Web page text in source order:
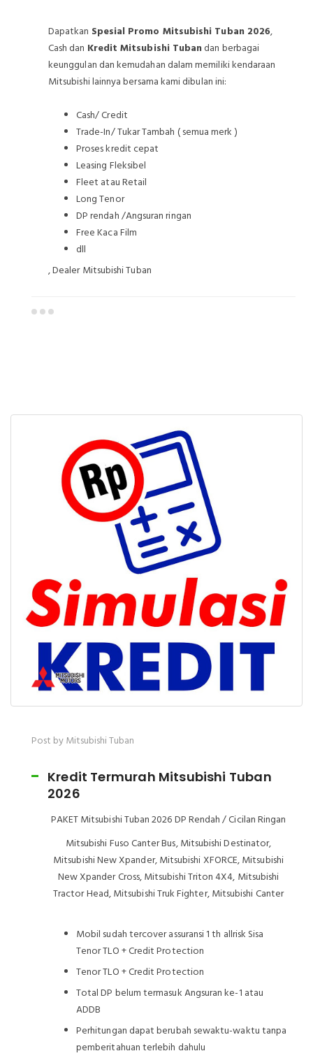
Dapatkan Spesial Promo Mitsubishi Tuban 2026,
Cash dan Kredit Mitsubishi Tubandan berbagai
keunggulan dan kemudahan dalam memiliki kendaraan
Mitsubishi lainnya bersama kami dibulan ini:
Cash/ Credit
Trade-In/ Tukar Tambah ( semua merk )
Proses kredit cepat
Leasing Fleksibel
Fleet atau Retail
Long Tenor
DP rendah /Angsuran ringan
Free Kaca Film
dll
, Dealer Mitsubishi Tuban
Post by Mitsubishi Tuban
Kredit Termurah Mitsubishi Tuban
2026
PAKET Mitsubishi Tuban 2026 DP Rendah / Cicilan Ringan
Mitsubishi Fuso Canter Bus, Mitsubishi Destinator,
Mitsubishi New Xpander, Mitsubishi XFORCE, Mitsubishi
New Xpander Cross, Mitsubishi Triton 4X4, Mitsubishi
Tractor Head, Mitsubishi Truk Fighter, Mitsubishi Canter
Mobil sudah tercover assuransi 1 th allrisk Sisa
Tenor TLO + Credit Protection
Tenor TLO + Credit Protection
Total DP belum termasuk Angsuran ke-1 atau
ADDB
Perhitungan dapat berubah sewaktu-waktu tanpa
pemberitahuan terlebih dahulu